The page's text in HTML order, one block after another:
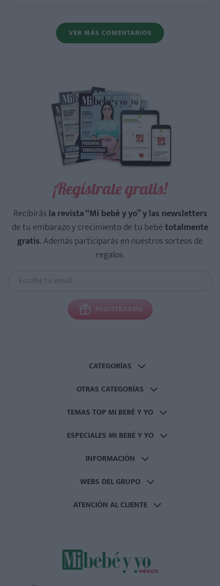
VER MÁS COMENTARIOS
¡Regístrate gratis!
Recibirásla revista “Mi bebé y yo” y las newsletters
de tu embarazo y crecimiento de tu bebétotalmente
gratis. Además participarás en nuestros sorteos de
regalos.
REGISTRARME
CATEGORÍAS
OTRAS CATEGORÍAS
TEMAS TOP MI BEBÉ Y YO
ESPECIALES MI BEBÉ Y YO
INFORMACIÓN
WEBS DEL GRUPO
ATENCIÓN AL CLIENTE